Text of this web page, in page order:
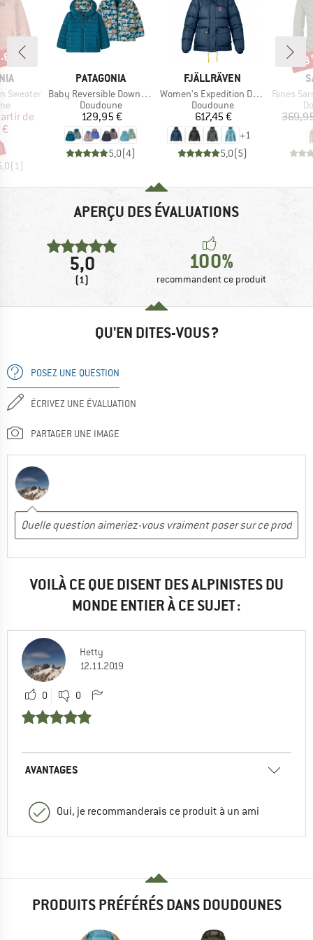
Sweater
réduit
de
(1)
%
MARQUE
PATAGONIA
Article
Baby Reversible Down Sweater Hoody
Product group
Doudoune
Prix
129,95 €
5,0(4)
MARQUE
FJÄLLRÄVEN
Article
Women's Expedition Down Lite Jacket
Product group
Doudoune
Prix
617,45 €
+1
5,0(5)
Article
Fanes Sarner
-
APERÇU DES ÉVALUATIONS
5,0
(1)
100%
recommandent ce produit
QU'EN DITES-VOUS ?
POSEZ UNE QUESTION
ÉCRIVEZ UNE ÉVALUATION
PARTAGER UNE IMAGE
VOILÀ CE QUE DISENT DES ALPINISTES DU
MONDE ENTIER À CE SUJET :
Hetty
12.11.2019
0 0
AVANTAGES
Oui, je recommanderais ce produit à un ami
PRODUITS PRÉFÉRÉS DANS DOUDOUNES